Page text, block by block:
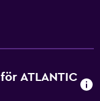
ATLANTIC